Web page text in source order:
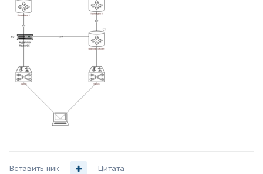
Вставить ник Цитата